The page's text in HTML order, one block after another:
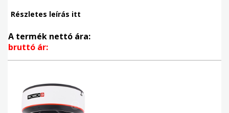
Részletes leírás itt
A termék nettó ára:
bruttó ár: